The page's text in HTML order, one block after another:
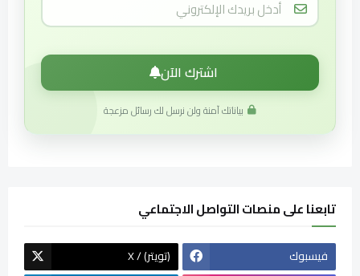
اشترك الآن
بياناتك آمنة ولن نرسل لك رسائل مزعجة
تابعنا على منصات التواصل الاجتماعي
فيسبوك
X / (تويتر)